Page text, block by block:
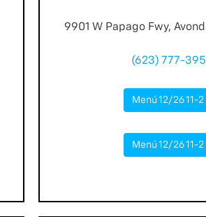
9901 W Papago Fwy,
(623) 777-
Menú 12/26 11-2
Menú 12/26 11-2